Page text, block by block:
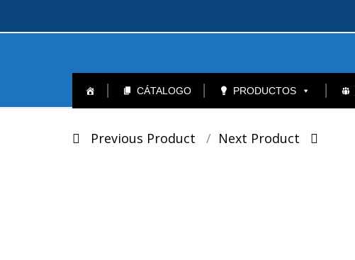
CÁTALOGO PRODUCTOS
PostPrevious Product Next Product